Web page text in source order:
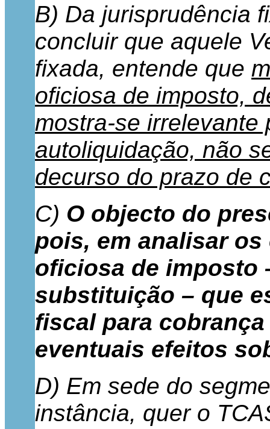
B) Da jurisprudência
concluir que aquele
fixada, entende que
oficiosa de imposto,
mostra-se irrelevante
autoliquidação, não
decurso do prazo de
C) O objecto do
pois, em analisar
oficiosa de imposto
substituição – que
fiscal para
eventuais efeitos
D) Em sede do
instância, quer o